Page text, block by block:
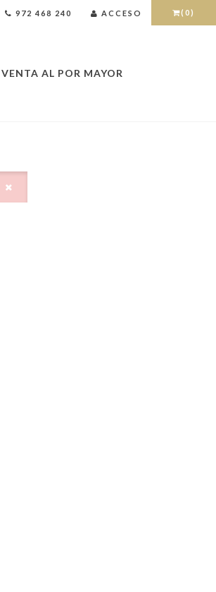
972 468 240 ACCESO (0)
VENTA AL POR MAYOR